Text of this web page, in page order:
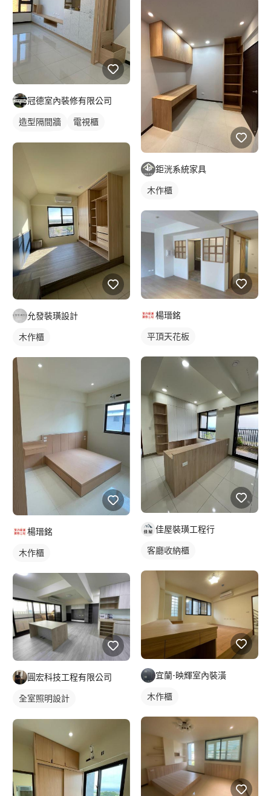
冠德室內裝修有限公司
造型隔間牆
電視櫃
允發裝璜設計
木作櫃
楊瑨銘
木作櫃
圓宏科技工程有限公司
全室照明設計
鉅洸系統家具
木作櫃
楊瑨銘
平頂天花板
佳屋裝璜工程行
客廳收納櫃
宜蘭-映輝室內裝潢
木作櫃